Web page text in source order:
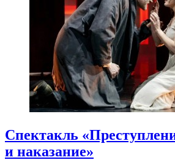
Спектакль
и наказание»